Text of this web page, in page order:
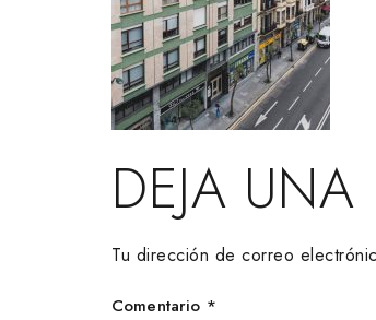
DEJA UNA
Tu dirección de correo
Comentario *